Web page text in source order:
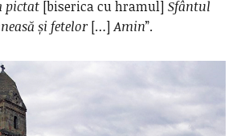
pictat[biserica cu hramul] Sfântul
și fetelor[…]Amin”.